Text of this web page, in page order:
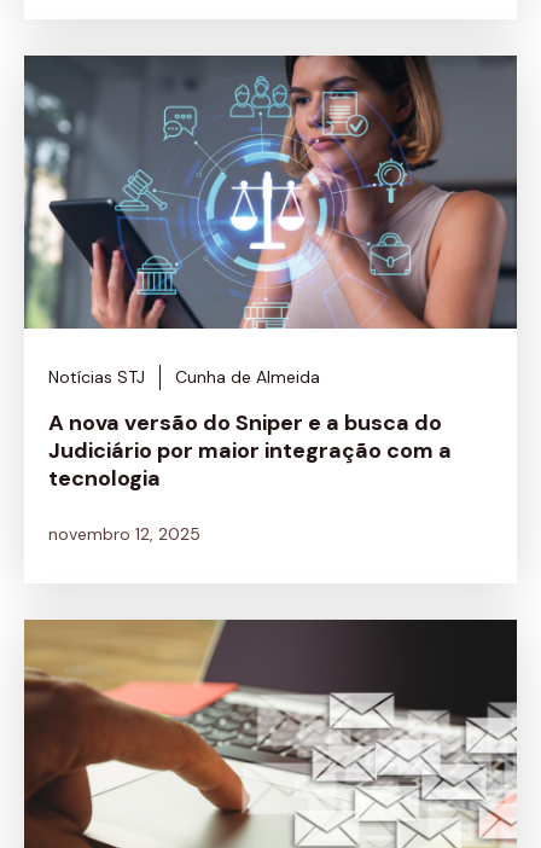
Notícias STJ Cunha de Almeida
A nova versão do Sniper e a busca do
Judiciário por maior integração com a
tecnologia
novembro 12, 2025